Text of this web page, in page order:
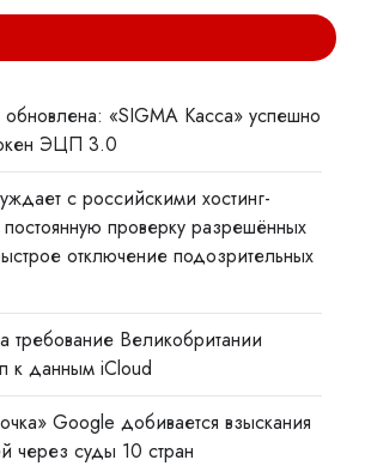
обновлена: «SIGMA Касса» успешно
ЭЦП 3.0
с российскими хостинг-
проверку разрешённых
отключение подозрительных
требование Великобритании
к данным iCloud
Google добивается взыскания
через суды 10 стран